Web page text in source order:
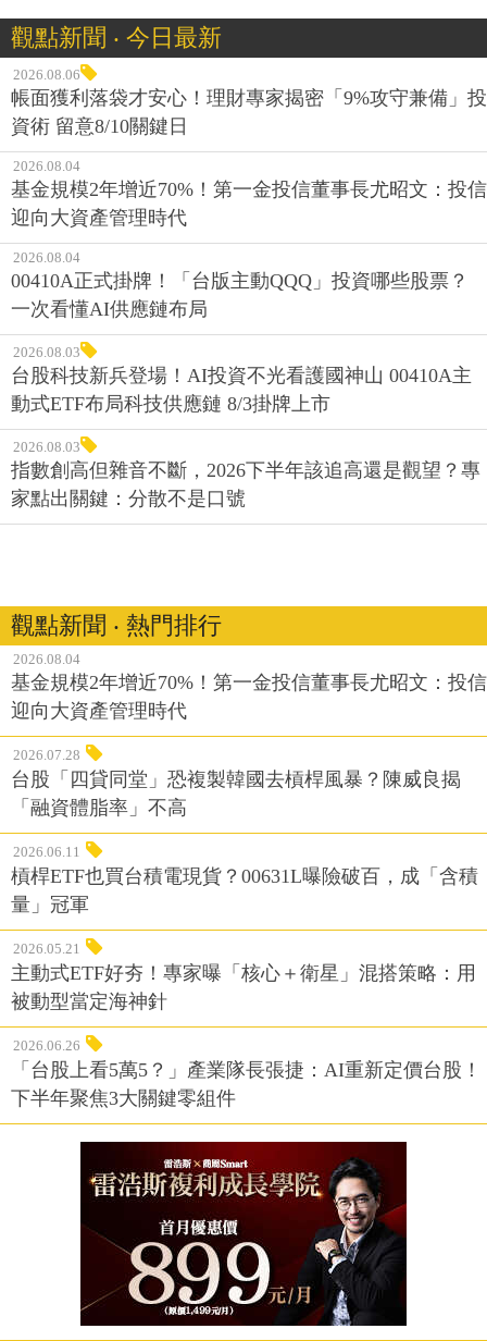
觀點新聞 ‧ 今日最新
2026.08.06
帳面獲利落袋才安心！理財專家揭密「9%攻守兼備」投
資術 留意8/10關鍵日
2026.08.04
基金規模2年增近70%！第一金投信董事長尤昭文：投信
迎向大資產管理時代
2026.08.04
00410A正式掛牌！「台版主動QQQ」投資哪些股票？
一次看懂AI供應鏈布局
2026.08.03
台股科技新兵登場！AI投資不光看護國神山 00410A主
動式ETF布局科技供應鏈 8/3掛牌上市
2026.08.03
指數創高但雜音不斷，2026下半年該追高還是觀望？專
家點出關鍵：分散不是口號
觀點新聞 ‧ 熱門排行
2026.08.04
基金規模2年增近70%！第一金投信董事長尤昭文：投信
迎向大資產管理時代
2026.07.28
台股「四貸同堂」恐複製韓國去槓桿風暴？陳威良揭
「融資體脂率」不高
2026.06.11
槓桿ETF也買台積電現貨？00631L曝險破百，成「含積
量」冠軍
2026.05.21
主動式ETF好夯！專家曝「核心＋衛星」混搭策略：用
被動型當定海神針
2026.06.26
「台股上看5萬5？」產業隊長張捷：AI重新定價台股！
下半年聚焦3大關鍵零組件